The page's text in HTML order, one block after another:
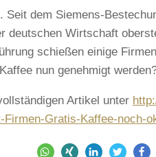
Seit dem Siemens-
deutschen Wirtschaft
schießen einige
nun genehmigt
Artikel unter
Firmen-Gratis-Kaffee-noch-